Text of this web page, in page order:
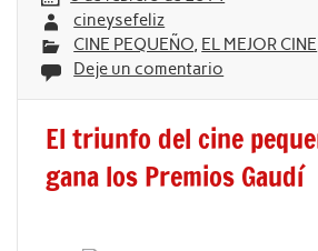
cineysefeliz
CINE PEQUEÑO, EL MEJOR CINE
Deje un comentario
El triunfo del cine
gana los Premios Gaudí